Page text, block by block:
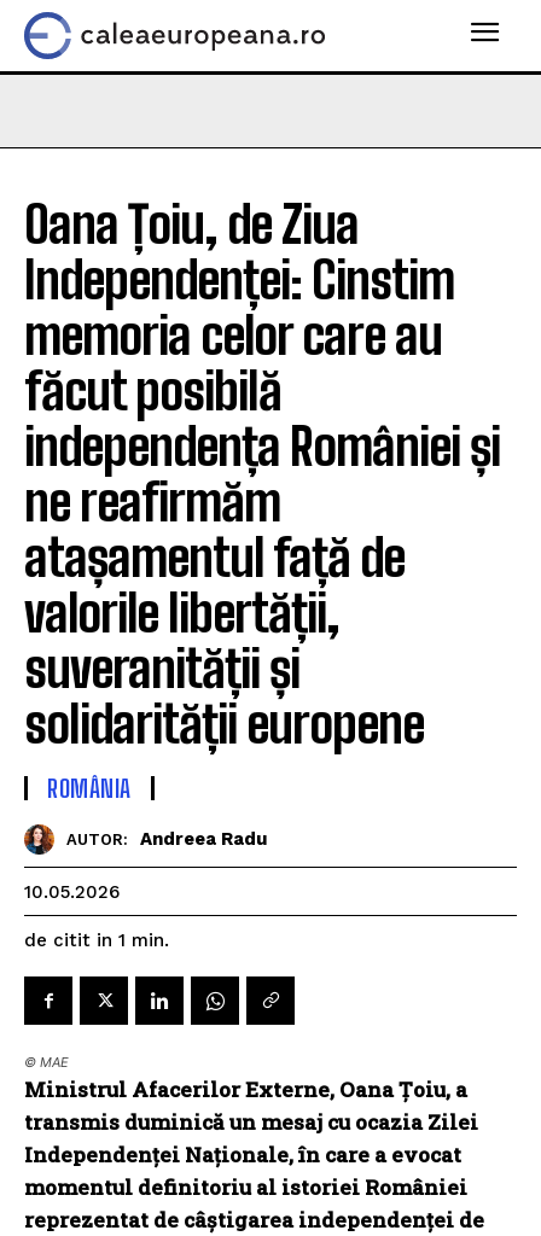
Oana Țoiu, de Ziua
Independenței: Cinstim
memoria celor care au
făcut posibilă
independența României și
ne reafirmăm
atașamentul față de
valorile libertății,
suveranității și
solidarității europene
ROMÂNIA
AUTOR: Andreea Radu
10.05.2026
de citit in 1 min.
© MAE
Ministrul Afacerilor Externe, Oana Țoiu, a
transmis duminică un mesaj cu ocazia Zilei
Independenței Naționale, în care a evocat
momentul definitoriu al istoriei României
reprezentat de câștigarea independenței de